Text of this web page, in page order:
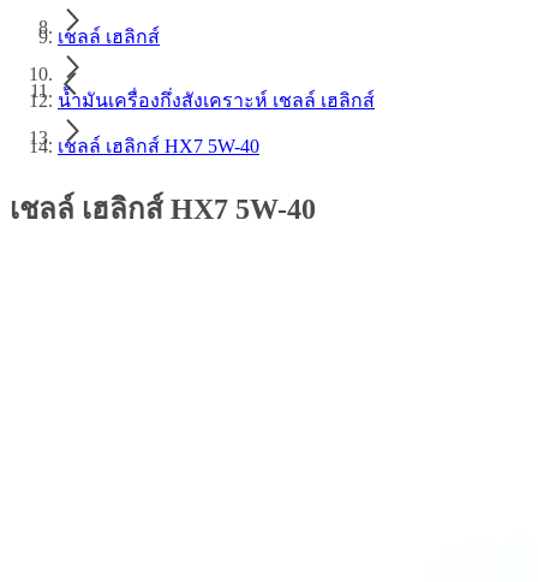
เชลล์ เฮลิกส์
น้ำมันเครื่องกึ่งสังเคราะห์ เชลล์ เฮลิกส์
เชลล์ เฮลิกส์ HX7 5W-40
เชลล์ เฮลิกส์ HX7 5W-40